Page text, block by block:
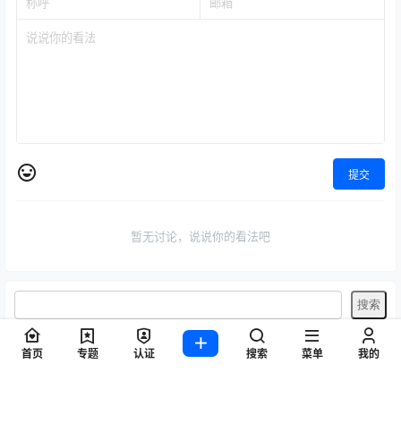
提交
暂无讨论，说说你的看法吧
标签
首页 专题 认证 搜索 菜单 我的